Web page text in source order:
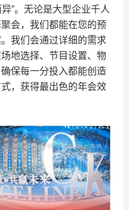
”。无论是大型企业千人
会，我们都能在您的预
我们会通过详细的需求
地选择、节目设置、物
保每一分投入都能创造
，获得最出色的年会效